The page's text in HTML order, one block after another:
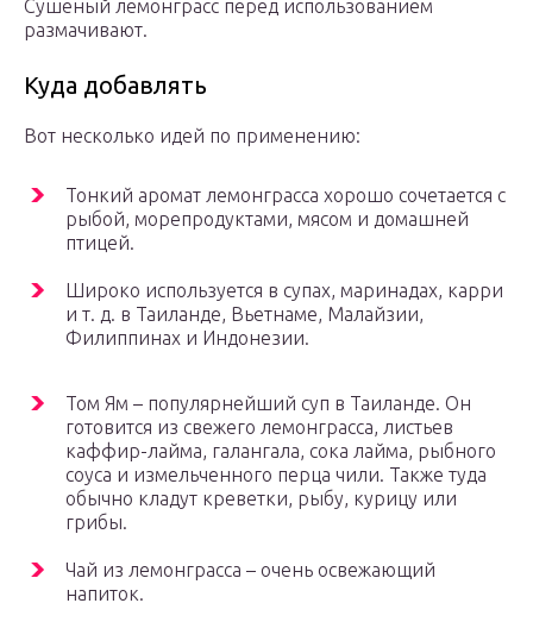
Сушеный лемонграсс перед использованием
размачивают.
Куда добавлять
Вот несколько идей по применению:
Тонкий аромат лемонграсса хорошо сочетается с
рыбой, морепродуктами, мясом и домашней
птицей.
Широко используется в супах, маринадах, карри
и т. д. в Таиланде, Вьетнаме, Малайзии,
Филиппинах и Индонезии.
Том Ям – популярнейший суп в Таиланде. Он
готовится из свежего лемонграсса, листьев
каффир-лайма, галангала, сока лайма, рыбного
соуса и измельченного перца чили. Также туда
обычно кладут креветки, рыбу, курицу или
грибы.
Чай из лемонграсса – очень освежающий
напиток.